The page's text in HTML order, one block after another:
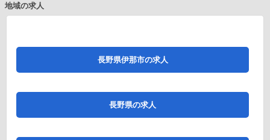
地域の求人
長野県伊那市の求人
長野県の求人